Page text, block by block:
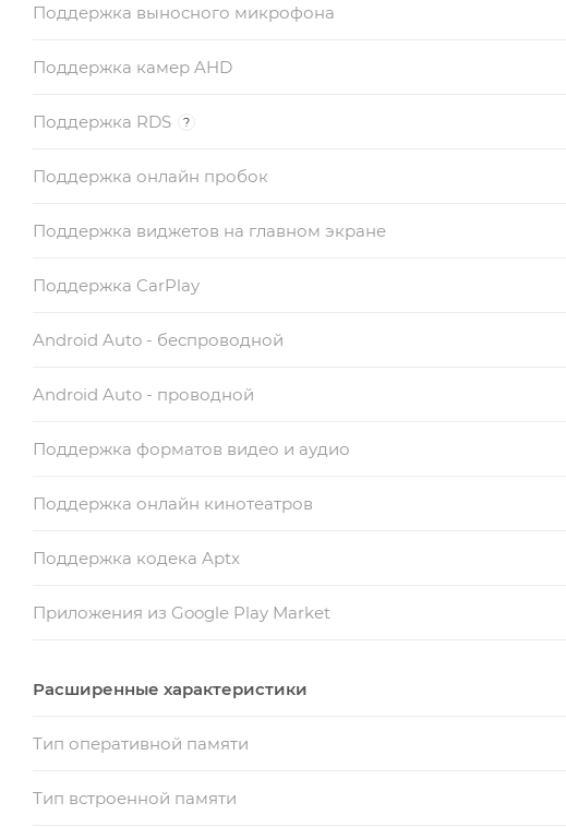
Поддержка выносного микрофона
Поддержка камер AHD
Поддержка RDS ?
Поддержка онлайн пробок
Поддержка виджетов на главном экране
Поддержка CarPlay
Android Auto - беспроводной
Android Auto - проводной
Поддержка форматов видео и аудио
Поддержка онлайн кинотеатров
Поддержка кодека Aptx
Приложения из Google Play Market
Расширенные характеристики
Тип оперативной памяти
Тип встроенной памяти